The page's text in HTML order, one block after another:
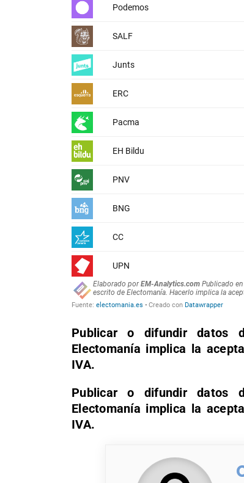
Publicar o difundir datos
Electomanía implica la
IVA.
Publicar o difundir datos
Electomanía implica la
IVA.